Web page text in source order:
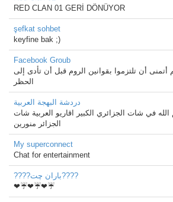
RED CLAN 01 GERİ DÖNÜYOR
şefkat sohbet
keyfine bak ;)
Facebook Groub
أتمنى أن تلتزموا بقوانين الروم قبل أن تأدى إلى
الحظر
دردشة البهجة العربية
الله في شات الجزائري الكبير اقاريو العربية شات
الجزائر منورين
My superconnect
Chat for entertainment
????باران چت????
❤☔❤☔❤☔